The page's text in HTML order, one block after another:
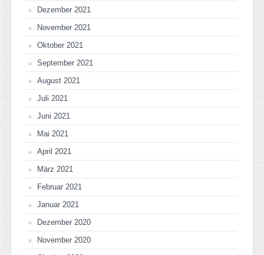
Dezember 2021
November 2021
Oktober 2021
September 2021
August 2021
Juli 2021
Juni 2021
Mai 2021
April 2021
März 2021
Februar 2021
Januar 2021
Dezember 2020
November 2020